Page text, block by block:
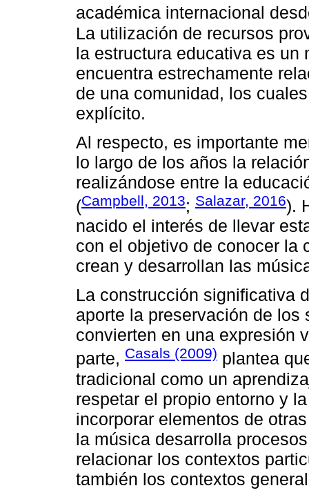
académica internacional
La utilización de recursos
la estructura educativa es un
encuentra estrechamente
de una comunidad, los
explícito.
Al respecto, es importante
lo largo de los años la
realizándose entre la
(Campbell, 2013; Salazar, 2016).
nacido el interés de llevar
con el objetivo de conocer la
crean y desarrollan las
La construcción significativa
aporte la preservación de
convierten en una expresión
parte, Casals (2009) plantea
tradicional como un
respetar el propio entorno y
incorporar elementos de
la música desarrolla
relacionar los contextos
también los contextos